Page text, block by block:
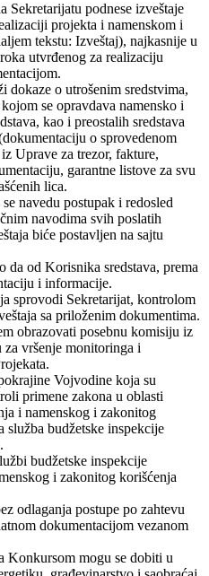
Sekretarijatu podnese izveštaje
projekta i namenskom i
tekstu: Izveštaj), najkasnije u
utvrđenog za realizaciju
dokaze o utrošenim sredstvima,
se opravdava namensko i
kao i preostalih sredstava
o sprovedenom
Uprave za trezor, fakture,
garantne listove za svu
lica.
navedu postupak i redosled
navodima svih poslatih
biće postavljen na sajtu
da od Korisnika sredstava, prema
i informacije.
sprovodi Sekretarijat, kontrolom
sa priloženim dokumentima.
obrazovati posebnu komisiju iz
za vršenje monitoringa i
Vojvodine koja su
primene zakona u oblasti
i namenskog i zakonitog
služba budžetske inspekcije
budžetske inspekcije
i zakonitog korišćenja
odlaganja postupe po zahtevu
dokumentacijom vezanom
Konkursom mogu se dobiti u